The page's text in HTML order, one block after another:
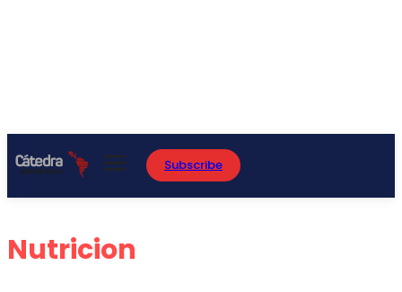
Subscribe
Nutricion